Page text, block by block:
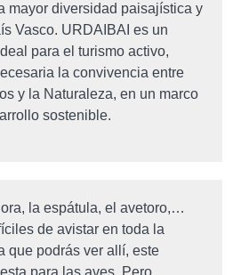
mayor diversidad paisajística y
Vasco. URDAIBAI es un
para el turismo activo,
la convivencia entre
y la Naturaleza, en un marco
sostenible.
la espátula, el avetoro,…
de avistar en toda la
que podrás ver allí, este